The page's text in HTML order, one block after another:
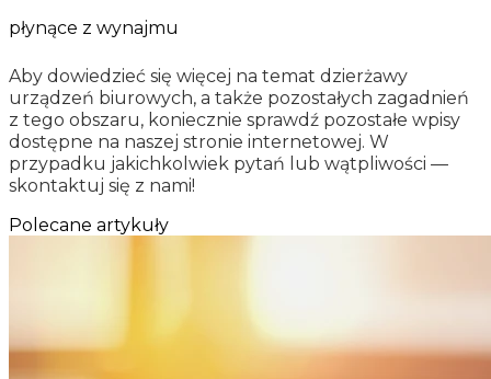
płynące z wynajmu
Aby dowiedzieć się więcej na temat dzierżawy
urządzeń biurowych, a także pozostałych zagadnień
z tego obszaru, koniecznie sprawdź pozostałe wpisy
dostępne na naszej stronie internetowej. W
przypadku jakichkolwiek pytań lub wątpliwości —
skontaktuj się z nami!
Polecane artykuły